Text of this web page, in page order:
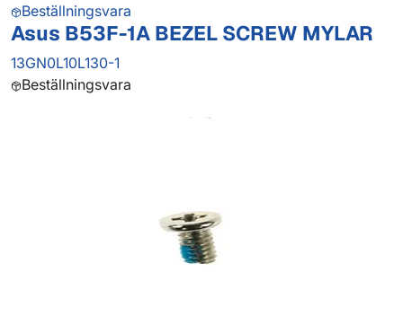
Beställningsvara
Asus B53F-1A BEZEL SCREW MYLAR
13GN0L10L130-1
Beställningsvara